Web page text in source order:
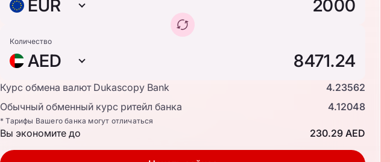
EUR
Количество
AED
Курс обмена валют Dukascopy Bank
4.23562
Обычный обменный курс ритейл банка
4.12048
* Тарифы Вашего банка могут отличаться
Вы экономите до 230.29 AED